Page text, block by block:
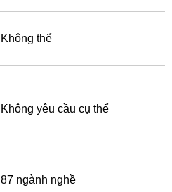
Không thể
Không yêu cầu cụ thể
87 ngành nghề